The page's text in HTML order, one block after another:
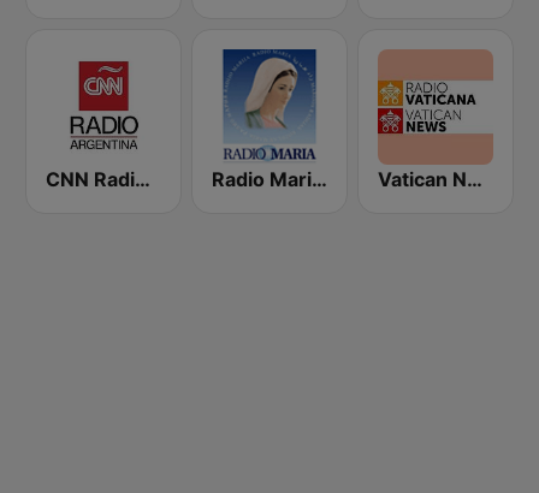
CNN Radio Argentina Radio Maria Uruguay 1090 AM Vatican News - Español